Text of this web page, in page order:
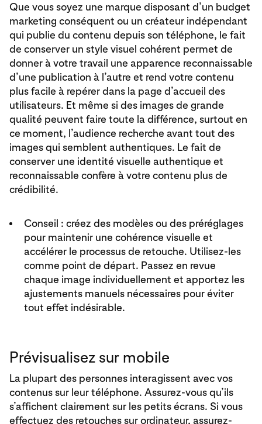
Que vous soyez une marque disposant d’un budget
marketing conséquent ou un créateur indépendant
qui publie du contenu depuis son téléphone, le fait
de conserver un style visuel cohérent permet de
donner à votre travail une apparence reconnaissable
d’une publication à l’autre et rend votre contenu
plus facile à repérer dans la page d’accueil des
utilisateurs. Et même si des images de grande
qualité peuvent faire toute la différence, surtout en
ce moment, l’audience recherche avant tout des
images qui semblent authentiques. Le fait de
conserver une identité visuelle authentique et
reconnaissable confère à votre contenu plus de
crédibilité.
Conseil : créez des modèles ou des préréglages
pour maintenir une cohérence visuelle et
accélérer le processus de retouche. Utilisez-les
comme point de départ. Passez en revue
chaque image individuellement et apportez les
ajustements manuels nécessaires pour éviter
tout effet indésirable.
Prévisualisez sur mobile
La plupart des personnes interagissent avec vos
contenus sur leur téléphone. Assurez-vous qu’ils
s’affichent clairement sur les petits écrans. Si vous
effectuez des retouches sur ordinateur, assurez-